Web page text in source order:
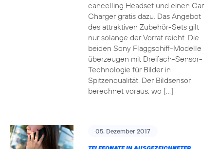
cancelling Headset und einen Car
Charger gratis dazu. Das Angebot
des attraktiven Zubehör-Sets gilt
nur solange der Vorrat reicht. Die
beiden Sony Flaggschiff-Modelle
überzeugen mit Dreifach-Sensor-
Technologie für Bilder in
Spitzenqualität. Der Bildsensor
berechnet voraus, wo […]
05. Dezember 2017